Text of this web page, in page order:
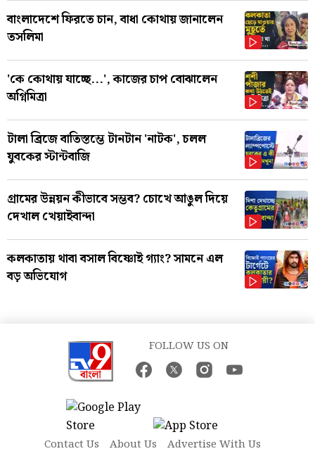
বাংলাদেশে ফিরতে চান, বাধা কোথায় জানালেন
তসলিমা
'কে কোথায় যাচ্ছে...', কাজের চাপ বোঝালেন
অগ্নিমিত্রা
টালা ব্রিজে বাতিস্তম্ভে টানটান 'নাটক', চলল
যুবকের স্টান্টবাজি
গ্রামের উন্নয়ন কীভাবে সম্ভব? চোখে আঙুল দিয়ে
দেখাল খেয়াইবান্দা
কলকাতায় থাবা বসাল বিষ্ণোই গ্যাং? সামনে এল
বড় অভিযোগ
FOLLOW US ON
Contact Us About Us
Advertise With Us